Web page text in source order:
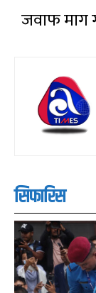
जवाफ माग
सिफारिस